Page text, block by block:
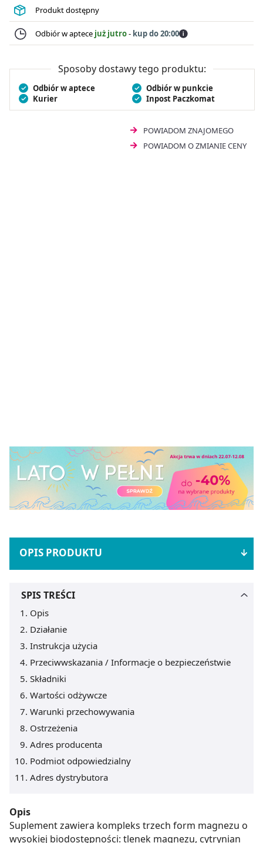
funkcjonowanie mięśni i układu nerwowego.
Triple Magnesium Complex 100 kapsułek
dostępny w formie wygodnych kapsułek, co ułatwia
jego codzienną suplementację.
Produkt dostępny
Odbiór w aptece już jutro- kup do 20:00
Sposoby dostawy tego produktu:
Odbiór w aptece
Odbiór w punkcie
Kurier
Inpost Paczkomat
POWIADOM ZNAJOMEGO
POWIADOM O ZMIANIE CENY
OPIS PRODUKTU
SPIS TREŚCI
Opis
Działanie
Instrukcja użycia
Przeciwwskazania / Informacje o bezpieczeństwie
Składniki
Wartości odżywcze
Warunki przechowywania
Ostrzeżenia
Adres producenta
Podmiot odpowiedzialny
Adres dystrybutora
Opis
Suplement zawiera kompleks trzech form magnezu o
wysokiej biodostępności: tlenek magnezu, cytrynian